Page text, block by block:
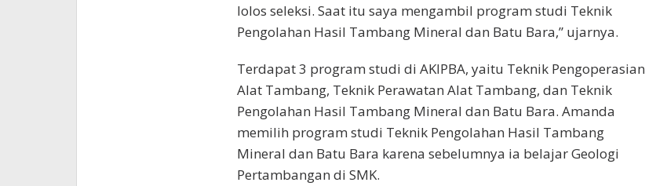
lolos seleksi. Saat itu saya mengambil program studi Teknik
Pengolahan Hasil Tambang Mineral dan Batu Bara,” ujarnya.
Terdapat 3 program studi di AKIPBA, yaitu Teknik Pengoperasian
Alat Tambang, Teknik Perawatan Alat Tambang, dan Teknik
Pengolahan Hasil Tambang Mineral dan Batu Bara. Amanda
memilih program studi Teknik Pengolahan Hasil Tambang
Mineral dan Batu Bara karena sebelumnya ia belajar Geologi
Pertambangan di SMK.